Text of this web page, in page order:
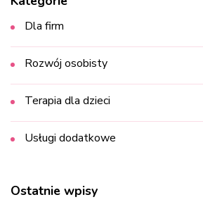
Dla firm
Rozwój osobisty
Terapia dla dzieci
Usługi dodatkowe
Ostatnie wpisy